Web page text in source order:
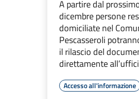
A partire dal
dicembre persone
domiciliate nel
Pescasseroli
il rilascio del
direttamente
Accesso all'informazione